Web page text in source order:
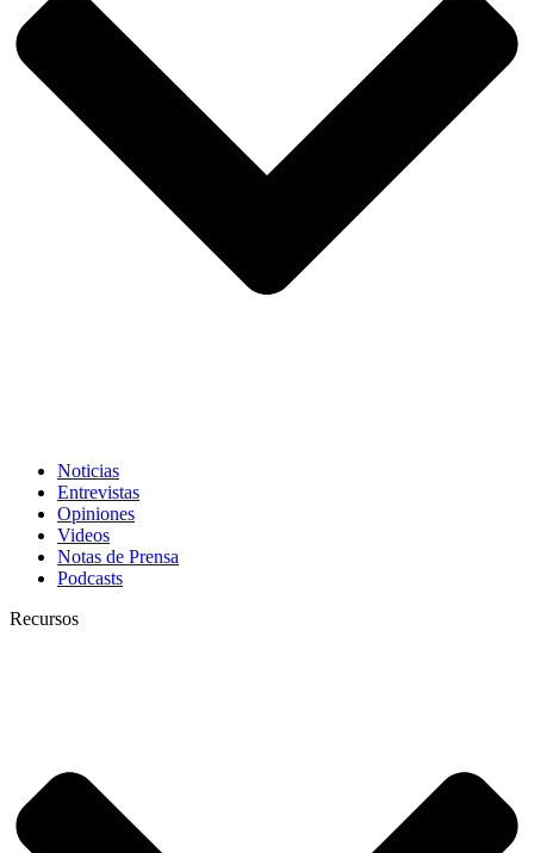
Noticias
Entrevistas
Opiniones
Videos
Notas de Prensa
Podcasts
Recursos